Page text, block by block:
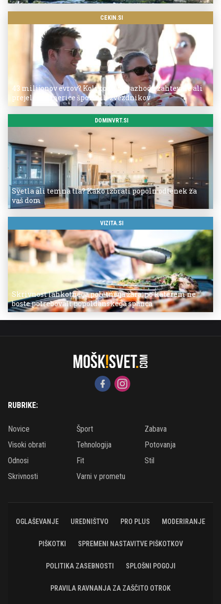
CEKIN.SI
43 milijonov evrov? Koliko so po razhodu zahtevale ali
prejele partnerice športnih zvezdnikov
DOMINVRT.SI
Svetla ali temna tla? Kako izbrati popoln odtenek za
vaš dom
VIZITA.SI
Skrivnost lahkotnega poletnega žara, po katerem ne
boste potrebovali popoldanskega spanca
RUBRIKE:
Novice Šport
Zabava
Visoki obrati
Tehnologija
Potovanja
Odnosi
Fit
Stil
Skrivnosti
Varni v prometu
OGLAŠEVANJE UREDNIŠTVO PRO PLUS MODERIRANJE
PIŠKOTKI SPREMENI NASTAVITVE PIŠKOTKOV
POLITIKA ZASEBNOSTI SPLOŠNI POGOJI
PRAVILA RAVNANJA ZA ZAŠČITO OTROK